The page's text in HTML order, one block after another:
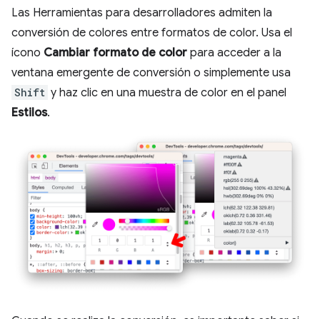
Las Herramientas para desarrolladores admiten la
conversión de colores entre formatos de color. Usa el
ícono Cambiar formato de color para acceder a la
ventana emergente de conversión o simplemente usa
Shift y haz clic en una muestra de color en el panel
Estilos.